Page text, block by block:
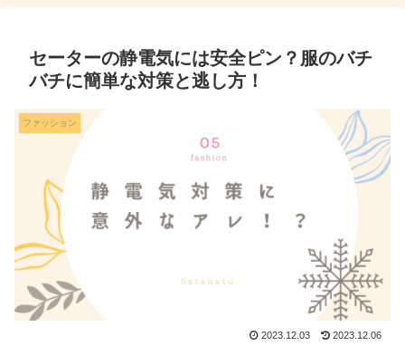
セーターの静電気には安全ピン？服のバチ
バチに簡単な対策と逃し方！
ファッション
2023.12.03 2023.12.06